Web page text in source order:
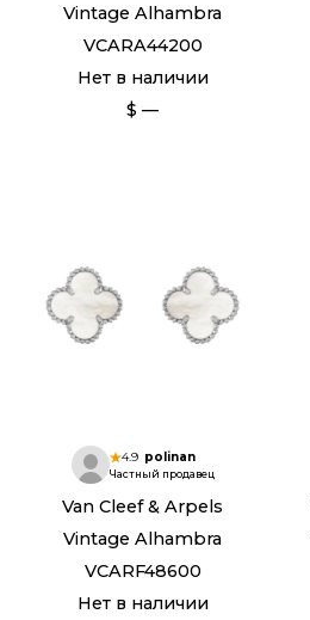
Vintage Alhambra
VCARA44200
Нет в наличии
$ —
4.9 polinan
Частный продавец
Van Cleef & Arpels
Vintage Alhambra
VCARF48600
Нет в наличии